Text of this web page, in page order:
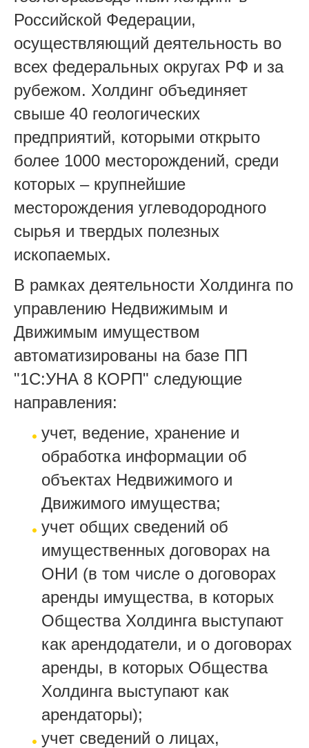
Российской Федерации,
осуществляющий деятельность во
всех федеральных округах РФ и за
рубежом. Холдинг объединяет
свыше 40 геологических
предприятий, которыми открыто
более 1000 месторождений, среди
которых – крупнейшие
месторождения углеводородного
сырья и твердых полезных
ископаемых.
В рамках деятельности Холдинга по
управлению Недвижимым и
Движимым имуществом
автоматизированы на базе ПП
"1С:УНА 8 КОРП" следующие
направления:
учет, ведение, хранение и
обработка информации об
объектах Недвижимого и
Движимого имущества;
учет общих сведений об
имущественных договорах на
ОНИ (в том числе о договорах
аренды имущества, в которых
Общества Холдинга выступают
как арендодатели, и о договорах
аренды, в которых Общества
Холдинга выступают как
арендаторы);
учет сведений о лицах,